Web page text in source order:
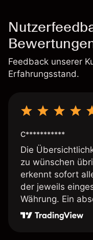
Feedback unserer
Erfahrungsstand.
C***********
Die
zu wünschen
erkennt sofort
der jeweils
Währung. Ein
Pluspunkt an